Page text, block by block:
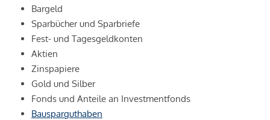
Bargeld
Sparbücher und Sparbriefe
Fest- und Tagesgeldkonten
Aktien
Zinspapiere
Gold und Silber
Fonds und Anteile an Investmentfonds
Bausparguthaben